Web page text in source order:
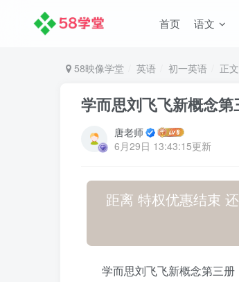
首页 语文
58映像学堂 英语 初一英语 正文
学而思刘飞飞新概念
唐老师
6月29日 13:43:15更新
距离 特权优惠结束
学而思刘飞飞新概念第三册